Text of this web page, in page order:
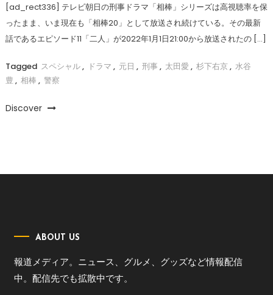
[ad_rect336] テレビ朝日の刑事ドラマ「相棒」シリーズは高視聴率を保
ったまま、いま現在も「相棒20」として放送され続けている。その最新
話であるエピソード11「二人」が2022年1月1日21:00から放送されたの […]
Tagged スペシャル, ドラマ , 元日 , 刑事 , 太田愛 , 杉下右京, 水谷
豊 , 相棒 , 警察
Discover
ABOUT US
報道メディア。ニュース、グルメ、グッズなど情報配信
中。配信先でも拡散中です。